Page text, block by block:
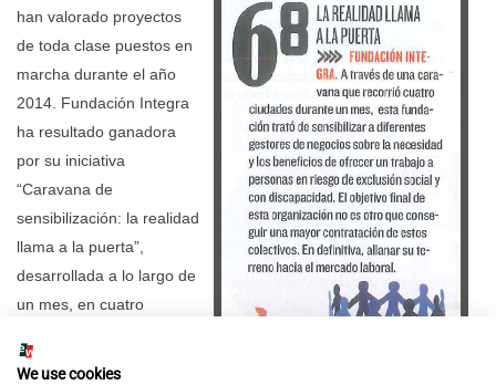
han valorado proyectos
de toda clase puestos en
marcha durante el año
2014. Fundación Integra
ha resultado ganadora
por su iniciativa
“Caravana de
sensibilización: la realidad
llama a la puerta”,
desarrollada a lo largo de
un mes, en cuatro
propósito: sensibilizar a la
We use cookies